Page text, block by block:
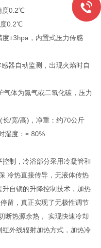
度0.2℃
0.2℃
±3hpa，内置式压力传感
器自动监测，出现火焰时自
体为氮气或二氧化碳，压力
/宽/高)，净重：约70公斤
湿度：≤ 80%
制，冷浴部分采用冷凝管和
冷热直接传导，无液体传热
自锁的升降控制技术，加热
留，真正实现了无极性调节
断热源余热， 实现快速冷却
外线辐射加热方式，加热冷